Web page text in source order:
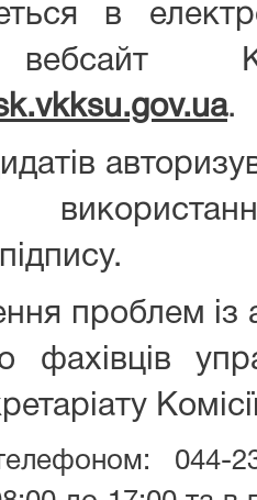
в
вебсайт
.
проблем із
фахівців
044-